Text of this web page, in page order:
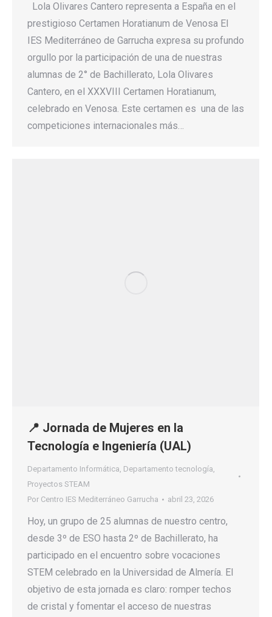
Lola Olivares Cantero representa a España en el
prestigioso Certamen Horatianum de Venosa El
IES Mediterráneo de Garrucha expresa su profundo
orgullo por la participación de una de nuestras
alumnas de 2° de Bachillerato, Lola Olivares
Cantero, en el XXXVIII Certamen Horatianum,
celebrado en Venosa. Este certamen es una de las
competiciones internacionales más…
📍 Jornada de Mujeres en la
Tecnología e Ingeniería (UAL)
Departamento Informática, Departamento tecnología,
Proyectos STEAM
Por Centro IES Mediterráneo Garrucha abril 23, 2026
Hoy, un grupo de 25 alumnas de nuestro centro,
desde 3º de ESO hasta 2º de Bachillerato, ha
participado en el encuentro sobre vocaciones
STEM celebrado en la Universidad de Almería. El
objetivo de esta jornada es claro: romper techos
de cristal y fomentar el acceso de nuestras